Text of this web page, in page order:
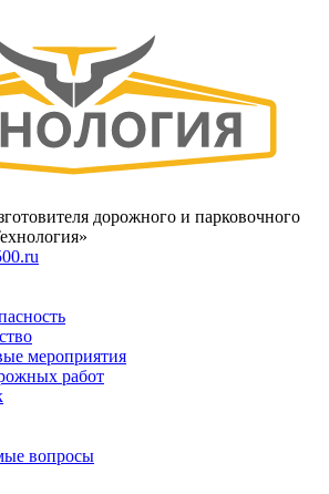
дорожного и парковочного
мероприятия
работ
вопросы